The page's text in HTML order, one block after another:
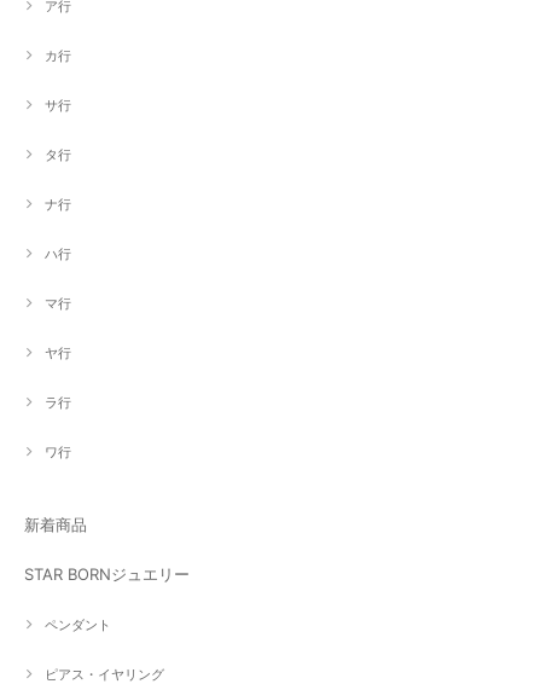
ア行
カ行
サ行
タ行
ナ行
ハ行
マ行
ヤ行
ラ行
ワ行
新着商品
STAR BORNジュエリー
ペンダント
ピアス・イヤリング